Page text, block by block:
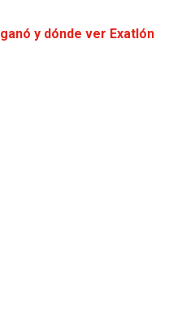
y dónde ver Exatlón